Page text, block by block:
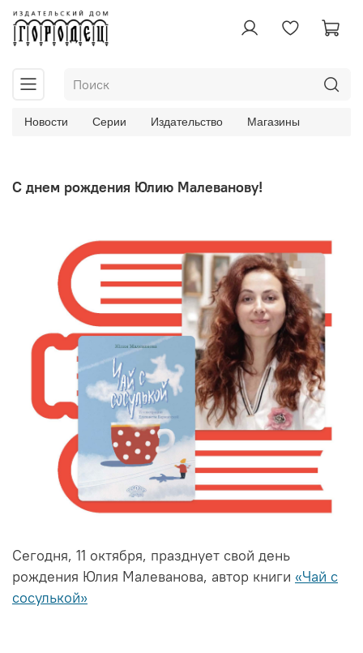
Новости Серии Издательство Магазины
С днем рождения Юлию Малеванову!
Сегодня, 11 октября, празднует свой день
рождения Юлия Малеванова, автор книги «Чай с
сосулькой»